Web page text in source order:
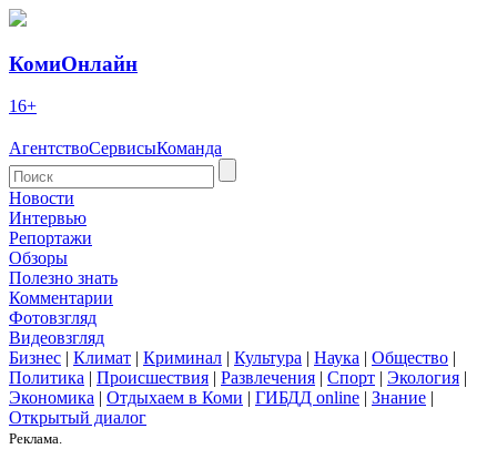
КомиОнлайн
16+
АгентствоСервисыКоманда
Новости
Интервью
Репортажи
Обзоры
Полезно знать
Комментарии
Фотовзгляд
Видеовзгляд
Бизнес | Климат | Криминал | Культура | Наука | Общество |
Политика | Происшествия | Развлечения | Спорт | Экология |
Экономика | Отдыхаем в Коми | ГИБДД online | Знание |
Открытый диалог
Реклама.